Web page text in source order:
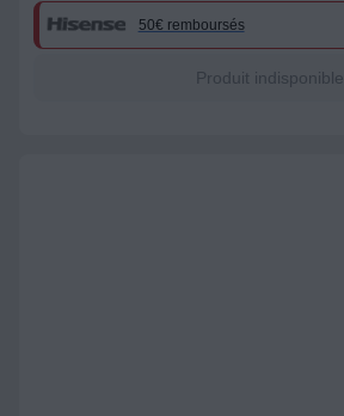
50€ remboursés
Produit indisponible